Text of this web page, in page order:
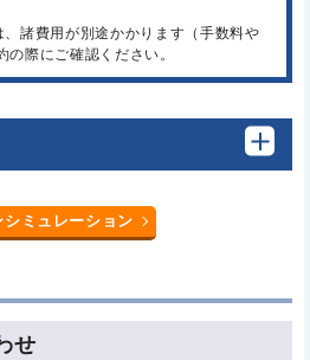
諸費用が別途かかります（手数料や
際にご確認ください。
シミュレーション
せ